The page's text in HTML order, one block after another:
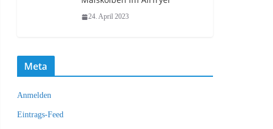
24. April 2023
Meta
Anmelden
Eintrags-Feed